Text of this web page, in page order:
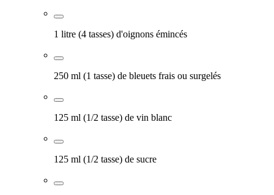
1 litre (4 tasses) d'oignons émincés
250 ml (1 tasse) de bleuets frais ou surgelés
125 ml (1/2 tasse) de vin blanc
125 ml (1/2 tasse) de sucre